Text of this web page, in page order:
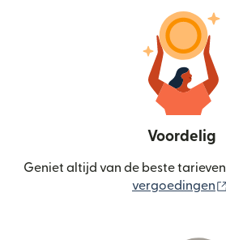
Voordelig
Geniet altijd van de beste
vergoedingen